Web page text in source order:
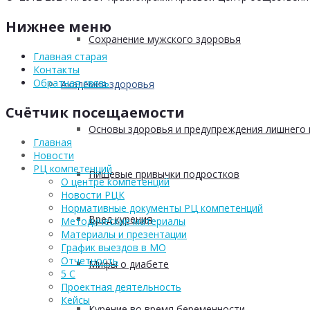
Сохранение мужского здоровья
Академия здоровья
Основы здоровья и предупреждения лишнего
Пищевые привычки подростков
Вред курения
Мифы о диабете
Нижнее меню
Главная старая
Контакты
Обратная связь
Счётчик посещаемости
Главная
Новости
РЦ компетенций
О центре компетенций
Новости РЦК
Нормативные документы РЦ компетенций
Методические материалы
Материалы и презентации
График выездов в МО
Отчетность
5 С
Проектная деятельность
Кейсы